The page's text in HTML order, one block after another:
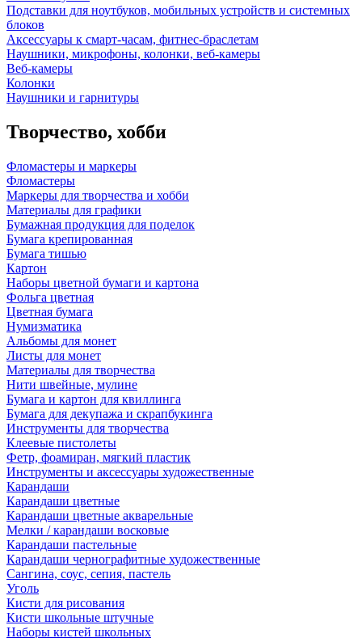
Подставки для ноутбуков, мобильных устройств и системных
блоков
Аксессуары к смарт-часам, фитнес-браслетам
Наушники, микрофоны, колонки, веб-камеры
Веб-камеры
Колонки
Наушники и гарнитуры
Творчество, хобби
Фломастеры и маркеры
Фломастеры
Маркеры для творчества и хобби
Материалы для графики
Бумажная продукция для поделок
Бумага крепированная
Бумага тишью
Картон
Наборы цветной бумаги и картона
Фольга цветная
Цветная бумага
Нумизматика
Альбомы для монет
Листы для монет
Материалы для творчества
Нити швейные, мулине
Бумага и картон для квиллинга
Бумага для декупажа и скрапбукинга
Инструменты для творчества
Клеевые пистолеты
Фетр, фоамиран, мягкий пластик
Инструменты и аксессуары художественные
Карандаши
Карандаши цветные
Карандаши цветные акварельные
Мелки / карандаши восковые
Карандаши пастельные
Карандаши чернографитные художественные
Сангина, соус, сепия, пастель
Уголь
Кисти для рисования
Кисти школьные штучные
Наборы кистей школьных